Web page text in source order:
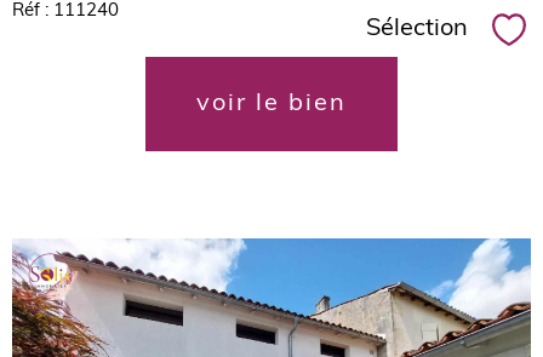
Réf : 111240
Sélection
voir le bien